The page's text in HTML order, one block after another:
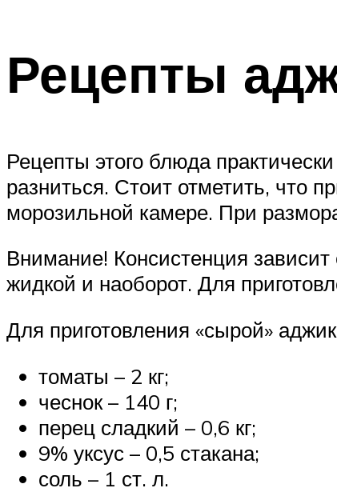
Рецепты
Рецепты этого блюда
разниться. Стоит отметить, что
морозильной камере. При
Внимание! Консистенция
жидкой и наоборот. Для
Для приготовления «сырой»
томаты – 2 кг;
чеснок – 140 г;
перец сладкий – 0,6 кг;
9% уксус – 0,5 стакана;
соль – 1 ст. л.